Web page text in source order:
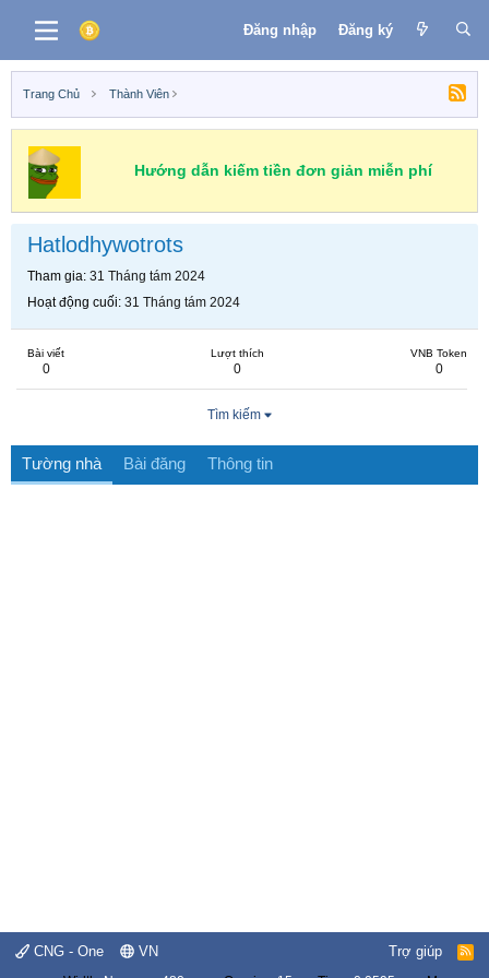
Đăng nhập Đăng ký
Trang Chủ Thành Viên
Hướng dẫn kiếm tiền đơn giản miễn phí
Hatlodhywotrots
Tham gia 31 Tháng tám 2024
Hoạt động cuối 31 Tháng tám 2024
Bài viết
0
Lượt thích
0
VNB Token
0
Tìm kiếm
Tường nhà Bài đăng Thông tin
CNG - One VN Trợ giúp
R